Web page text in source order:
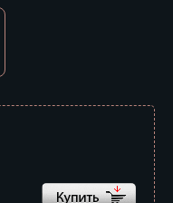
Зеленоград